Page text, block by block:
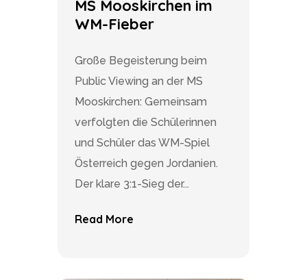
MS Mooskirchen im
WM-Fieber
Große Begeisterung beim
Public Viewing an der MS
Mooskirchen: Gemeinsam
verfolgten die Schülerinnen
und Schüler das WM-Spiel
Österreich gegen Jordanien.
Der klare 3:1-Sieg der...
Read More